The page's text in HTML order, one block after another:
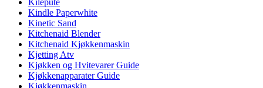
Kilepute
Kindle Paperwhite
Kinetic Sand
Kitchenaid Blender
Kitchenaid Kjøkkenmaskin
Kjetting Atv
Kjøkken og Hvitevarer Guide
Kjøkkenapparater Guide
Kjøkkenmaskin